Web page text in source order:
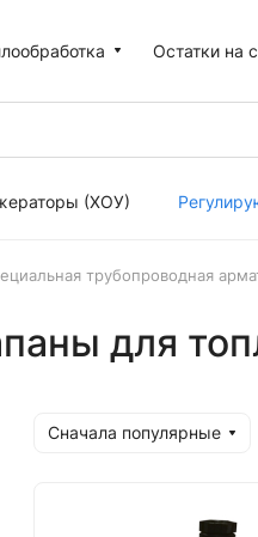
Остатки на
(ХОУ)
трубопроводная
для
Сначала популярные